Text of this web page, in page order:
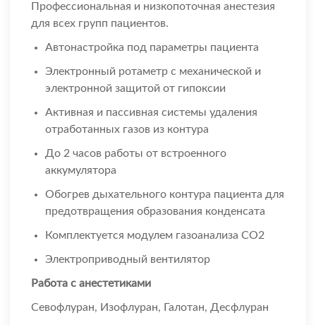
Профессиональная и низкопоточная анестезия
для всех групп пациентов.
Автонастройка под параметры пациента
Электронный ротаметр с механической и
электронной защитой от гипоксии
Активная и пассивная системы удаления
отработанных газов из контура
До 2 часов работы от встроенного
аккумулятора
Обогрев дыхательного контура пациента для
предотвращения образования конденсата
Комплектуется модулем газоанализа СО2
Электроприводный вентилятор
Работа с анестетиками
Севофлуран, Изофлуран, Галотан, Десфлуран